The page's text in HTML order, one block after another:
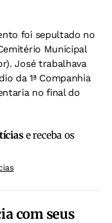
foi sepultado no
Municipal
José trabalhava
da 1ª Companhia
no final do
e receba os
com seus